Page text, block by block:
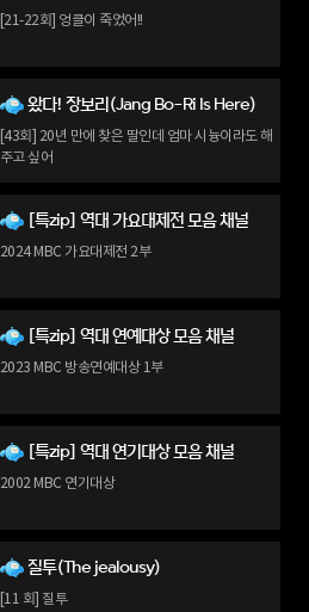
[21-22회] 엉클이 죽었어!!
왔다! 장보리(Jang Bo-Ri Is Here)
[43회] 20년 만에 찾은 딸인데 엄마 시늉이라도 해
주고 싶어
[특zip] 역대 가요대제전 모음 채널
2024 MBC 가요대제전 2부
[특zip] 역대 연예대상 모음 채널
2023 MBC 방송연예대상 1부
[특zip] 역대 연기대상 모음 채널
2002 MBC 연기대상
질투(The jealousy)
[11 회] 질투